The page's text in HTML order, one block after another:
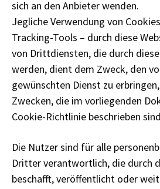
sich an den Anbieter wenden.
Jegliche Verwendung von
Tracking-Tools – durch diese
von Drittdiensten, die durch
werden, dient dem Zweck, den
gewünschten Dienst zu
Zwecken, die im vorliegenden
Cookie-Richtlinie beschrieben
Die Nutzer sind für alle
Dritter verantwortlich, die durch
beschafft, veröffentlicht oder